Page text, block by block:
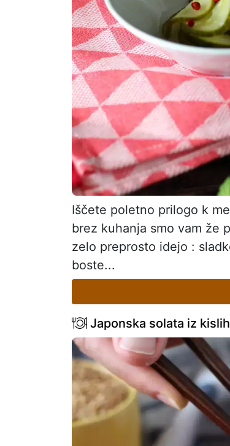
Iščete poletno prilogo k
brez kuhanja smo vam že
zelo preprosto idejo :
boste...
Japonska solata iz